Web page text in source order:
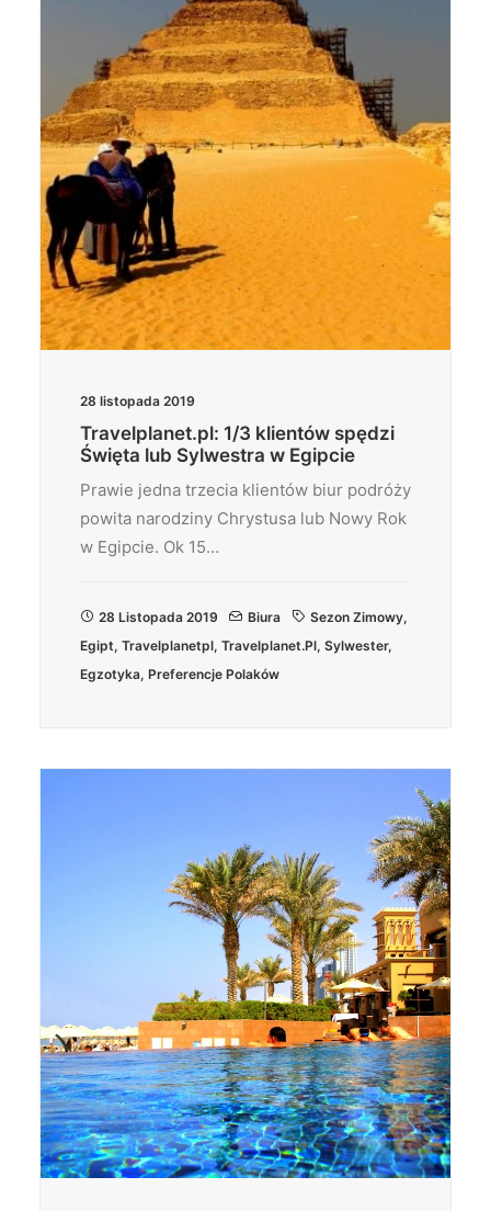
Wyszukiwanie
28 listopada 2019
Travelplanet.pl: 1/3 klientów spędzi
Święta lub Sylwestra w Egipcie
Prawie jedna trzecia klientów biur podróży
powita narodziny Chrystusa lub Nowy Rok
w Egipcie. Ok 15…
28 Listopada 2019 Biura Sezon Zimowy,
Egipt, Travelplanetpl, Travelplanet.pl, Sylwester,
Egzotyka, Preferencje Polaków